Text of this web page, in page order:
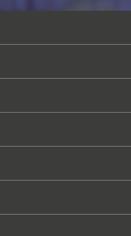
人情報の取扱い
場合
託
様により良いサー
の一部を外部に
先に対しては、
あります。この場
扱っていると認
、契約等において
保持などにより
の請求
自身の個人情報